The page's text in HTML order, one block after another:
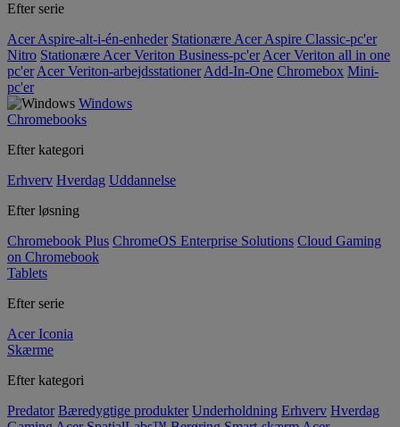
Efter serie
Acer Aspire-alt-i-én-enheder Stationære Acer Aspire Classic-pc'er
Nitro Stationære Acer Veriton Business-pc'er Acer Veriton all in one
pc'er Acer Veriton-arbejdsstationer Add-In-One Chromebox Mini-
pc'er
Windows
Chromebooks
Efter kategori
Erhverv Hverdag Uddannelse
Efter løsning
Chromebook Plus ChromeOS Enterprise Solutions Cloud Gaming
on Chromebook
Tablets
Efter serie
Acer Iconia
Skærme
Efter kategori
Predator Bæredygtige produkter Underholdning Erhverv Hverdag